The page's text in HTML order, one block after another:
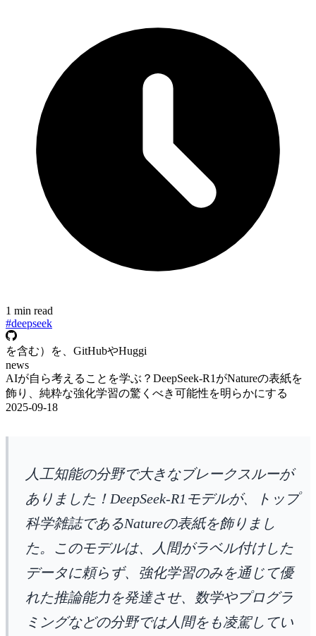
1 min read
#deepseek
を含む）を、GitHubやHuggi
news
AIが自ら考えることを学ぶ？DeepSeek-R1がNatureの表紙を
飾り、純粋な強化学習の驚くべき可能性を明らかにする
2025-09-18
人工知能の分野で大きなブレークスルーが
ありました！DeepSeek-R1モデルが、トップ
科学雑誌であるNatureの表紙を飾りまし
た。このモデルは、人間がラベル付けした
データに頼らず、強化学習のみを通じて優
れた推論能力を発達させ、数学やプログラ
ミングなどの分野では人間をも凌駕してい